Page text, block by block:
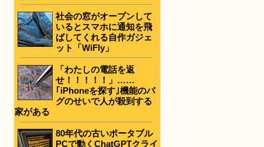
社会の窓がオープンして
いるとスマホに通知を飛
ばしてくれる自作ガジェ
ット「WiFly」
「わたしの電話を返
せ！！！！！」……
｢iPhoneを探す｣機能のバ
グのせいで人が殺到する
家がある
80年代の古いポータブル
PCで動くChatGPTクライ